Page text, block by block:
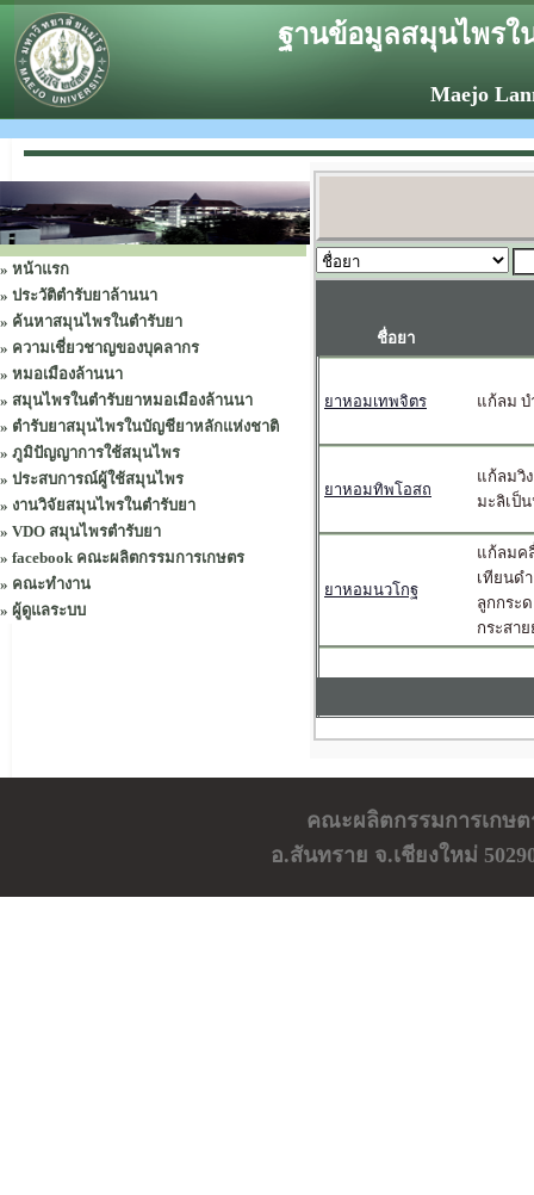
ฐานข้อมูลสมุนไพรใ
Maejo
» หน้าแรก
» ประวัติตำรับยาล้านนา
» ค้นหาสมุนไพรในตำรับยา
» ความเชี่ยวชาญของบุคลากร
» หมอเมืองล้านนา
» สมุนไพรในตำรับยาหมอเมืองล้านนา
» ตำรับยาสมุนไพรในบัญชียาหลักแห่งชาติ
» ภูมิปัญญาการใช้สมุนไพร
» ประสบการณ์ผู้ใช้สมุนไพร
» งานวิจัยสมุนไพรในตำรับยา
» VDO สมุนไพรตำรับยา
» facebook คณะผลิตกรรมการเกษตร
» คณะทำงาน
» ผู้ดูแลระบบ
ชื่อยา
ยาหอมเทพจิตร แก้ลม บ
ยาหอมทิพโอสถ
แก้ลมวิ
มะลิเป็
ยาหอมนวโกฐ
แก้ลมค
เทียนด
ลูกกระ
กระสา
คณะผลิตกรรมการเกษ
อ.สันทราย จ.เชียงใหม่